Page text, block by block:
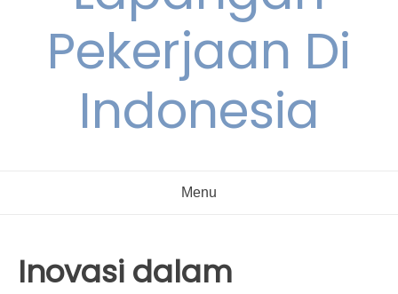
Pekerjaan Di
Indonesia
Menu
Inovasi dalam